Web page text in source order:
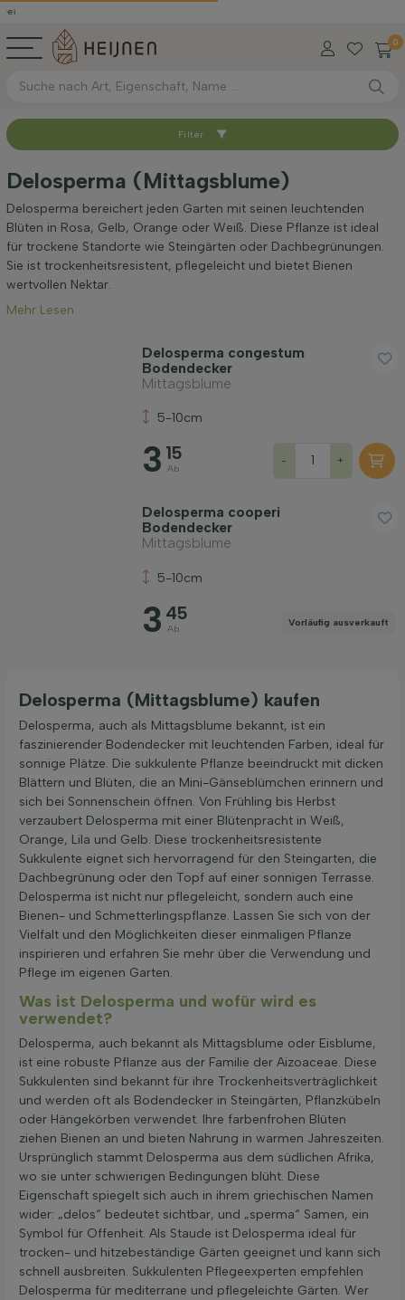
0
Sortieren nach
Verfügbar
Anwendung
Blütenfarbe
Bodenart
Filter anwenden
Filter
Delosperma (Mittagsblume)
Delosperma bereichert jeden Garten mit seinen leuchtenden
Blüten in Rosa, Gelb, Orange oder Weiß. Diese Pflanze ist ideal
für trockene Standorte wie Steingärten oder Dachbegrünungen.
Sie ist trockenheitsresistent, pflegeleicht und bietet Bienen
wertvollen Nektar.
Mehr Lesen
Delosperma congestum
Bodendecker
Mittagsblume
5-10cm
3 15
Ab
- +
Delosperma cooperi
Bodendecker
Mittagsblume
5-10cm
3 45
Ab
Vorläufig ausverkauft
Delosperma (Mittagsblume) kaufen
Delosperma, auch als Mittagsblume bekannt, ist ein
faszinierender Bodendecker mit leuchtenden Farben, ideal für
sonnige Plätze. Die sukkulente Pflanze beeindruckt mit dicken
Blättern und Blüten, die an Mini-Gänseblümchen erinnern und
sich bei Sonnenschein öffnen. Von Frühling bis Herbst
verzaubert Delosperma mit einer Blütenpracht in Weiß,
Orange, Lila und Gelb. Diese trockenheitsresistente
Sukkulente eignet sich hervorragend für den Steingarten, die
Dachbegrünung oder den Topf auf einer sonnigen Terrasse.
Delosperma ist nicht nur pflegeleicht, sondern auch eine
Bienen- und Schmetterlingspflanze. Lassen Sie sich von der
Vielfalt und den Möglichkeiten dieser einmaligen Pflanze
inspirieren und erfahren Sie mehr über die Verwendung und
Pflege im eigenen Garten.
Was ist Delosperma und wofür wird es
verwendet?
Delosperma, auch bekannt als Mittagsblume oder Eisblume,
ist eine robuste Pflanze aus der Familie der Aizoaceae. Diese
Sukkulenten sind bekannt für ihre Trockenheitsverträglichkeit
und werden oft als Bodendecker in Steingärten, Pflanzkübeln
oder Hängekörben verwendet. Ihre farbenfrohen Blüten
ziehen Bienen an und bieten Nahrung in warmen Jahreszeiten.
Ursprünglich stammt Delosperma aus dem südlichen Afrika,
wo sie unter schwierigen Bedingungen blüht. Diese
Eigenschaft spiegelt sich auch in ihrem griechischen Namen
wider: „delos“ bedeutet sichtbar, und „sperma“ Samen, ein
Symbol für Offenheit. Als Staude ist Delosperma ideal für
trocken- und hitzebeständige Gärten geeignet und kann sich
schnell ausbreiten. Sukkulenten Pflegeexperten empfehlen
Delosperma für mediterrane und pflegeleichte Gärten. Wer